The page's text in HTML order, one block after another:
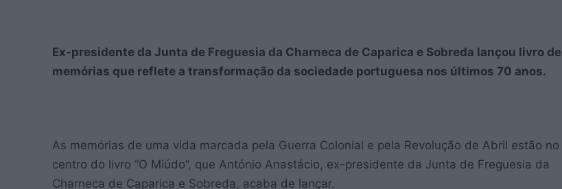
Ex-presidente da Junta de Freguesia da Charneca de Caparica e Sobreda lançou livro de
memórias que reflete a transformação da sociedade portuguesa nos últimos 70 anos.
As memórias de uma vida marcada pela Guerra Colonial e pela Revolução de Abril estão no
centro do livro “O Miúdo”, que António Anastácio, ex-presidente da Junta de Freguesia da
Charneca de Caparica e Sobreda, acaba de lançar.